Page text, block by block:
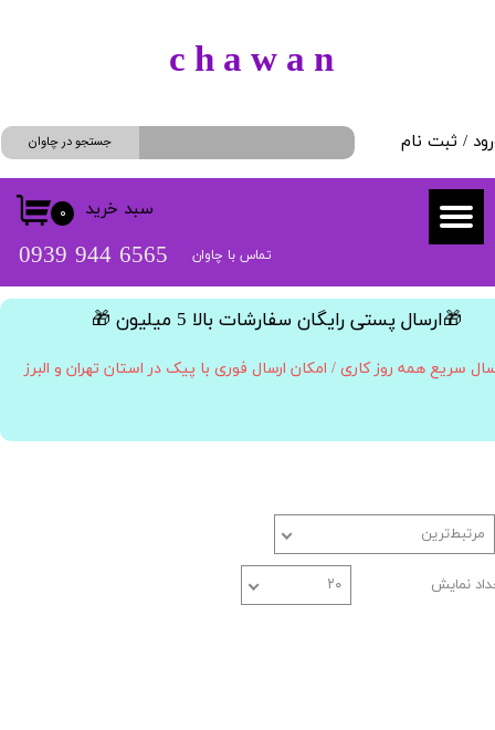
/ ثبت نام
سفارشات
خروج از حساب کاربری
جستجو در چاوان
​​6565 944 0939 تماس با چاوان
۰ سبد خرید
​c h a w a n
​🎁ارسال پستی رایگان سفارشات بالا 5 میلیون 🎁​​​​​​​
سریع همه روز کاری / امکان ارسال فوری با پیک در استان تهران و البرز
مرتبط‌ترین
نمایش ۲۰